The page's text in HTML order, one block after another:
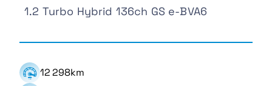
1.2 Turbo Hybrid 136ch GS e-BVA6
12 298km